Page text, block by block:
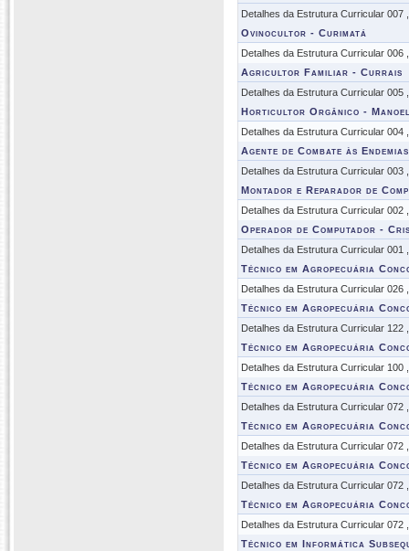
Detalhes da Estrutura Curricular 007
Ovinocultor - Curimatá
Detalhes da Estrutura Curricular 006
Agricultor Familiar - Currais
Detalhes da Estrutura Curricular 005
Horticultor Orgânico - Manoel
Detalhes da Estrutura Curricular 004
Agente de Combate às
Detalhes da Estrutura Curricular 003
Montador e Reparador de
Detalhes da Estrutura Curricular 002
Operador de Computador -
Detalhes da Estrutura Curricular 001
Técnico em Agropecuária
Detalhes da Estrutura Curricular 026
Técnico em Agropecuária
Detalhes da Estrutura Curricular 122
Técnico em Agropecuária
Detalhes da Estrutura Curricular 100
Técnico em Agropecuária
Detalhes da Estrutura Curricular 072
Técnico em Agropecuária
Detalhes da Estrutura Curricular 072
Técnico em Agropecuária
Detalhes da Estrutura Curricular 072
Técnico em Agropecuária
Detalhes da Estrutura Curricular 072
Técnico em Informática